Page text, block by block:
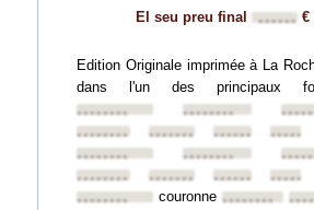
El seu preu final •••••• €
Edition Originale imprimée à La
dans l'un des principaux
••••••••
••••••••
••••••••
•••••••• ••••••••
••••••••
••••••••
••••••••
•••••••• ••••••••
••••••••
couronne ••••••••